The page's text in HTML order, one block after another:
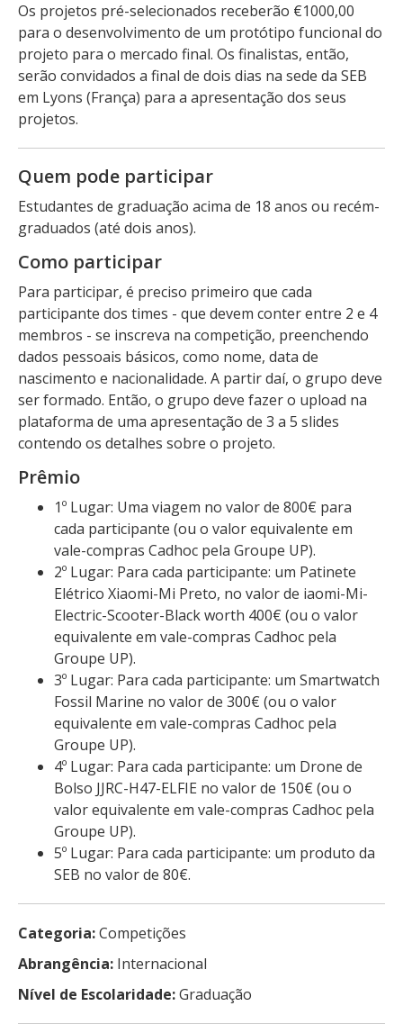
Os projetos pré-selecionados receberão €1000,00
para o desenvolvimento de um protótipo funcional do
projeto para o mercado final. Os finalistas, então,
serão convidados a final de dois dias na sede da SEB
em Lyons (França) para a apresentação dos seus
projetos.
Quem pode participar
Estudantes de graduação acima de 18 anos ou recém-
graduados (até dois anos).
Como participar
Para participar, é preciso primeiro que cada
participante dos times - que devem conter entre 2 e 4
membros - se inscreva na competição, preenchendo
dados pessoais básicos, como nome, data de
nascimento e nacionalidade. A partir daí, o grupo deve
ser formado. Então, o grupo deve fazer o upload na
plataforma de uma apresentação de 3 a 5 slides
contendo os detalhes sobre o projeto.
Prêmio
1º Lugar: Uma viagem no valor de 800€ para
cada participante (ou o valor equivalente em
vale-compras Cadhoc pela Groupe UP).
2º Lugar: Para cada participante: um Patinete
Elétrico Xiaomi-Mi Preto, no valor de iaomi-Mi-
Electric-Scooter-Black worth 400€ (ou o valor
equivalente em vale-compras Cadhoc pela
Groupe UP).
3º Lugar: Para cada participante: um Smartwatch
Fossil Marine no valor de 300€ (ou o valor
equivalente em vale-compras Cadhoc pela
Groupe UP).
4º Lugar: Para cada participante: um Drone de
Bolso JJRC-H47-ELFIE no valor de 150€ (ou o
valor equivalente em vale-compras Cadhoc pela
Groupe UP).
5º Lugar: Para cada participante: um produto da
SEB no valor de 80€.
Categoria:Competições
Abrangência: Internacional
Nível de Escolaridade:Graduação